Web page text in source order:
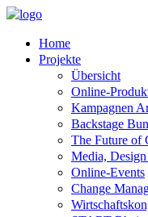
Home
Projekte
Übersicht
Online-
Kampagnen
Backstage
The Future of
Media,
Online-Events
Change